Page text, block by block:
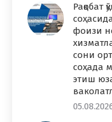
Рақобат
фоизи
сони
соҳада
этиш